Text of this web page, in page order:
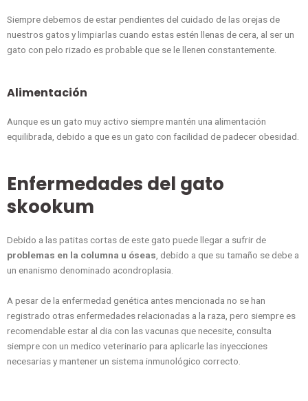
Siempre debemos de estar pendientes del cuidado de las orejas de
nuestros gatos y limpiarlas cuando estas estén llenas de cera, al ser un
gato con pelo rizado es probable que se le llenen constantemente.
Alimentación
Aunque es un gato muy activo siempre mantén una alimentación
equilibrada, debido a que es un gato con facilidad de padecer obesidad.
Enfermedades del gato
skookum
Debido a las patitas cortas de este gato puede llegar a sufrir de
problemas en la columna u óseas , debido a que su tamaño se debe a
un enanismo denominado acondroplasia.
A pesar de la enfermedad genética antes mencionada no se han
registrado otras enfermedades relacionadas a la raza, pero siempre es
recomendable estar al dia con las vacunas que necesite, consulta
siempre con un medico veterinario para aplicarle las inyecciones
necesarias y mantener un sistema inmunológico correcto.